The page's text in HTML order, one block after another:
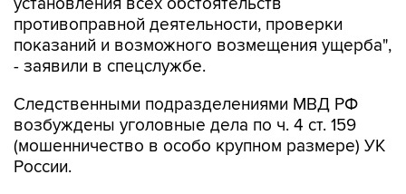
противоправной деятельности, проверки
показаний и возможного возмещения ущерба",
- заявили в спецслужбе.
Следственными подразделениями МВД РФ
возбуждены уголовные дела по ч. 4 ст. 159
(мошенничество в особо крупном размере) УК
России.